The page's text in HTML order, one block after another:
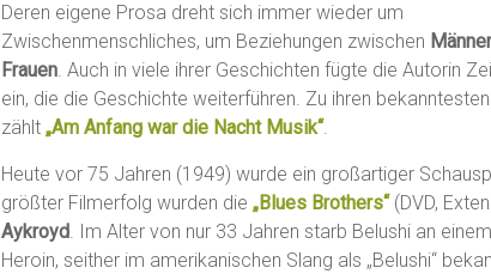
Deren eigene Prosa dreht sich immer wieder um
Zwischenmenschliches, um Beziehungen zwischen
Frauen. Auch in viele ihrer Geschichten fügte die Autorin
ein, die die Geschichte weiterführen. Zu ihren
zählt „Am Anfang war die Nacht Musik“.
Heute vor 75 Jahren (1949) wurde ein großartiger
größter Filmerfolg wurden die „Blues Brothers“ (DVD,
Aykroyd. Im Alter von nur 33 Jahren starb Belushi an einem
Heroin, seither im amerikanischen Slang als „Belushi“